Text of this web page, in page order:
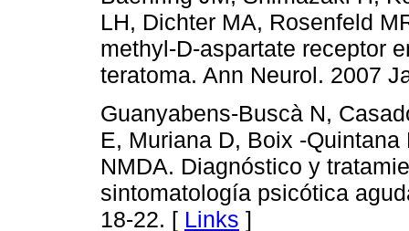
LH, Dichter MA, Rosenfeld
methyl-D-aspartate receptor
teratoma. Ann Neurol. 2007
Guanyabens-Buscà N,
E, Muriana D, Boix -
NMDA. Diagnóstico y
sintomatología psicótica
18-22. [ Links ]